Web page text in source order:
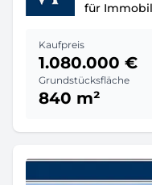
für
Kaufpreis
1.080.000 €
Grundstücksfläche
840 m²